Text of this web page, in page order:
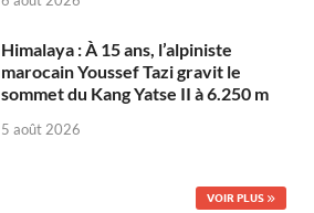
Himalaya : À 15 ans, l’alpiniste
marocain Youssef Tazi gravit le
sommet du Kang Yatse II à 6.250 m
5 août 2026
VOIR PLUS